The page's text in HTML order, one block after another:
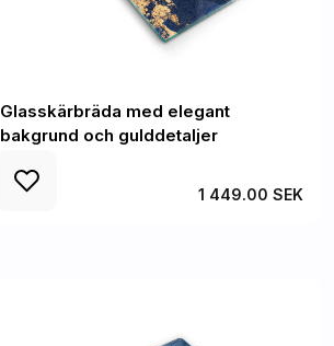
Glasskärbräda med elegant
bakgrund och gulddetaljer
1 449.00 SEK